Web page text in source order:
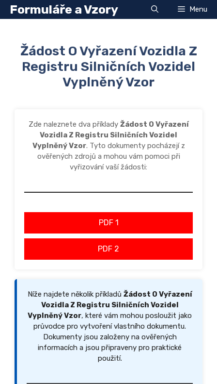
Přeskočit
Formuláře a Vzory Menu
Žádost O Vyřazení Vozidla Z
Registru Silničních Vozidel
Vyplněný Vzor
Zde naleznete dva příklady Žádost O Vyřazení
Vozidla Z Registru Silničních Vozidel
Vyplněný Vzor. Tyto dokumenty pocházejí z
ověřených zdrojů a mohou vám pomoci při
vyřizování vaší žádosti:
PDF 1
PDF 2
Níže najdete několik příkladů Žádost O Vyřazení
Vozidla Z Registru Silničních Vozidel
Vyplněný Vzor, které vám mohou posloužit jako
průvodce pro vytvoření vlastního dokumentu.
Dokumenty jsou založeny na ověřených
informacích a jsou připraveny pro praktické
použití.